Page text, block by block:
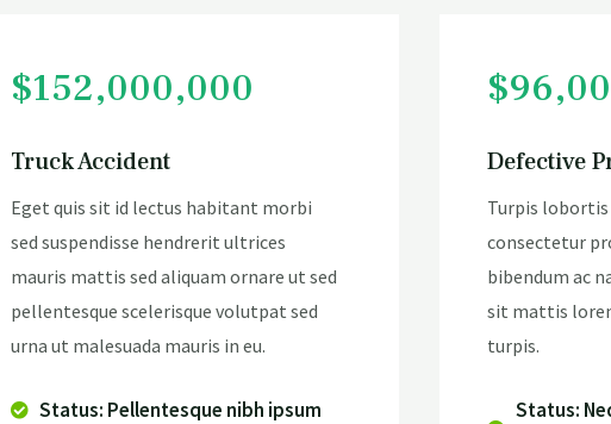
$152,000,000
Truck Accident
Eget quis sit id lectus habitant morbi
sed suspendisse hendrerit ultrices
mauris mattis sed aliquam ornare ut sed
pellentesque scelerisque volutpat sed
urna ut malesuada mauris in eu.
Status: Pellentesque nibh ipsum
Defective
Turpis
consectetur
bibendum ac
sit mattis
turpis.
Status: